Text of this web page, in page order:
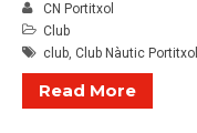
CN Portitxol
Club
club, Club Nàutic Portitxol
Read More